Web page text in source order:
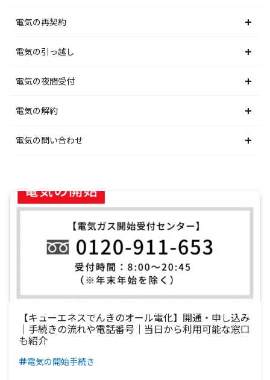
東北電力エリア
東京電力エリア
北陸電力エリア
中部電力エリア
関西電力エリア
四国電力エリア
九州電力エリア
北海道電力エリア
東北電力エリア
東京電力エリア
北陸電力エリア
中部電力エリア
中国電力エリア
四国電力エリア
九州電力エリア
電気の再契約
北海道電力エリア
東北電力エリア
東京電力エリア
北陸電力エリア
関西電力エリア
中国電力エリア
四国電力エリア
九州電力エリア
電気の引っ越し
北海道電力エリア
東北電力エリア
東京電力エリア
中部電力エリア
関西電力エリア
中国電力エリア
四国電力エリア
九州電力エリア
電気の夜間受付
北海道電力エリア
東北電力エリア
北陸電力エリア
中部電力エリア
関西電力エリア
中国電力エリア
四国電力エリア
九州電力エリア
電気の解約
北海道電力エリア
東京電力エリア
北陸電力エリア
中部電力エリア
関西電力エリア
中国電力エリア
四国電力エリア
電気の問い合わせ
東北電力エリア
東京電力エリア
北陸電力エリア
中部電力エリア
関西電力エリア
中国電力エリア
【キューエネスでんきのオール電化】開通・申し込み
｜手続きの流れや電話番号｜当日から利用可能な窓口
も紹介
電気の開始手続き